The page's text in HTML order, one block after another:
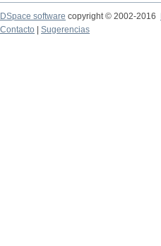
DSpace software copyright © 2002-2016
Contacto
Sugerencias